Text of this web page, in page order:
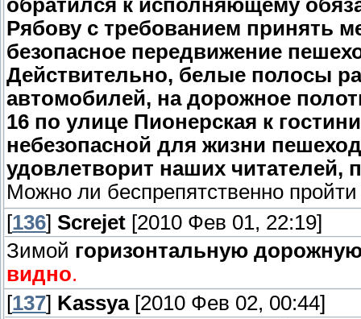
обратился к исполняющему
Рябову с требованием принять
безопасное передвижение
Действительно, белые полосы
автомобилей, на дорожное
16 по улице Пионерская к
небезопасной для жизни
удовлетворит наших читателей,
Можно ли беспрепятственно
[136] Screjet [2010 Фев 01, 22:19]
Зимой горизонтальную
видно.
[137] Kassya[2010 Фев 02, 00:44]